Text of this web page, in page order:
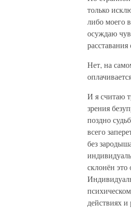
только
либо моего
осуждаю
Нет, на
И я считаю
зрения
поздно
всего
без
склонён
действиях